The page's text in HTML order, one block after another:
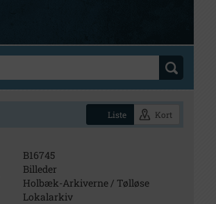
Liste Kort
B16745
Billeder
Holbæk-Arkiverne / Tølløse
Lokalarkiv